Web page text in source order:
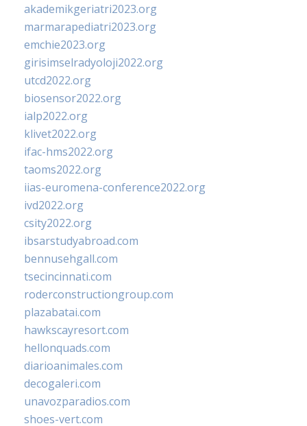
akademikgeriatri2023.org
marmarapediatri2023.org
emchie2023.org
girisimselradyoloji2022.org
utcd2022.org
biosensor2022.org
ialp2022.org
klivet2022.org
ifac-hms2022.org
taoms2022.org
iias-euromena-conference2022.org
ivd2022.org
csity2022.org
ibsarstudyabroad.com
bennusehgall.com
tsecincinnati.com
roderconstructiongroup.com
plazabatai.com
hawkscayresort.com
hellonquads.com
diarioanimales.com
decogaleri.com
unavozparadios.com
shoes-vert.com